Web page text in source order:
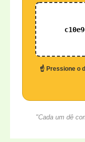
☝️ Pressione o
"Cada um dê